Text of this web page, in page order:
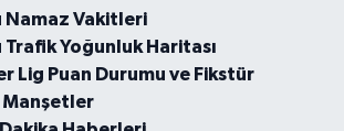
Namaz Vakitleri
Trafik Yoğunluk Haritası
Lig Puan Durumu ve Fikstür
Manşetler